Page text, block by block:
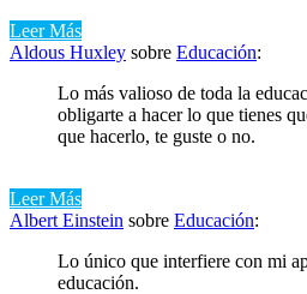
Leer Más
Aldous Huxley sobre Educación:
Lo más valioso de toda la
obligarte a hacer lo que tienes
que hacerlo, te guste o no.
Leer Más
Albert Einstein sobre Educación:
Lo único que interfiere con mi
educación.